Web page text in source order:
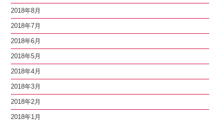
2018年8月
2018年7月
2018年6月
2018年5月
2018年4月
2018年3月
2018年2月
2018年1月